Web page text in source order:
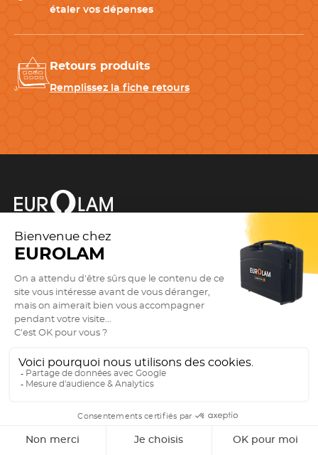
étaler vos dépenses
Retours produits
Remplissez la fiche retours
NOTRE CATALOGUE
Boulangerie - Pâtisserie
Boucherie - Charcuterie
Poissonnerie
Service - Sommellerie
Barman - Barista
INFORMATIONS UTILES
(Esc)
Newsletter
Adresse e-mail *
9.3 /10
2887 avis